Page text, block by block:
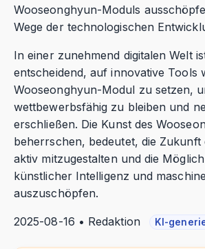
Wooseonghyun-Moduls
Wege der technologischen
In einer zunehmend digitalen Welt
entscheidend, auf innovative Tools
Wooseonghyun-Modul zu setzen,
wettbewerbsfähig zu bleiben und
erschließen. Die Kunst des
beherrschen, bedeutet, die Zukunft
aktiv mitzugestalten und die
künstlicher Intelligenz und
auszuschöpfen.
2025-08-16 • Redaktion KI-